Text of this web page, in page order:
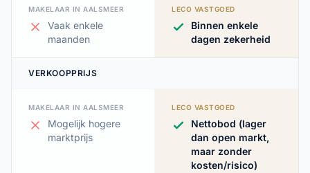
MAKELAAR IN AALSMEER
Vaak enkele
maanden
LECO VASTGOED
Binnen enkele
dagen zekerheid
VERKOOPPRIJS
MAKELAAR IN AALSMEER
Mogelijk hogere
marktprijs
LECO VASTGOED
Nettobod (lager
dan open markt,
maar zonder
kosten/risico)